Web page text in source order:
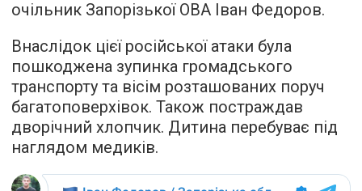
очільник Запорізької ОВА Іван Федоров.
Внаслідок цієї російської атаки була
пошкоджена зупинка громадського
транспорту та вісім розташованих поруч
багатоповерхівок. Також постраждав
дворічний хлопчик. Дитина перебуває під
наглядом медиків.